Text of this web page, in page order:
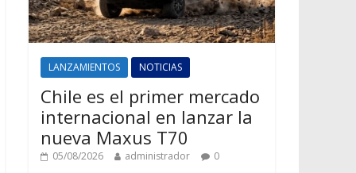
LANZAMIENTOS NOTICIAS
Chile es el primer mercado
internacional en lanzar la
nueva Maxus T70
05/08/2026 administrador 0